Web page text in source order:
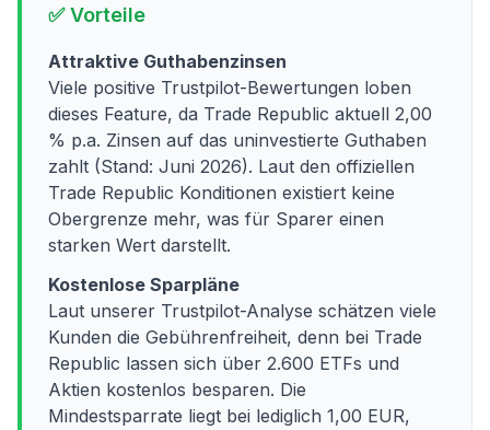
✅ Vorteile
Attraktive Guthabenzinsen
Viele positive Trustpilot-Bewertungen loben
dieses Feature, da Trade Republic aktuell 2,00
% p.a. Zinsen auf das uninvestierte Guthaben
zahlt (Stand: Juni 2026). Laut den offiziellen
Trade Republic Konditionen existiert keine
Obergrenze mehr, was für Sparer einen
starken Wert darstellt.
Kostenlose Sparpläne
Laut unserer Trustpilot-Analyse schätzen viele
Kunden die Gebührenfreiheit, denn bei Trade
Republic lassen sich über 2.600 ETFs und
Aktien kostenlos besparen. Die
Mindestsparrate liegt bei lediglich 1,00 EUR,